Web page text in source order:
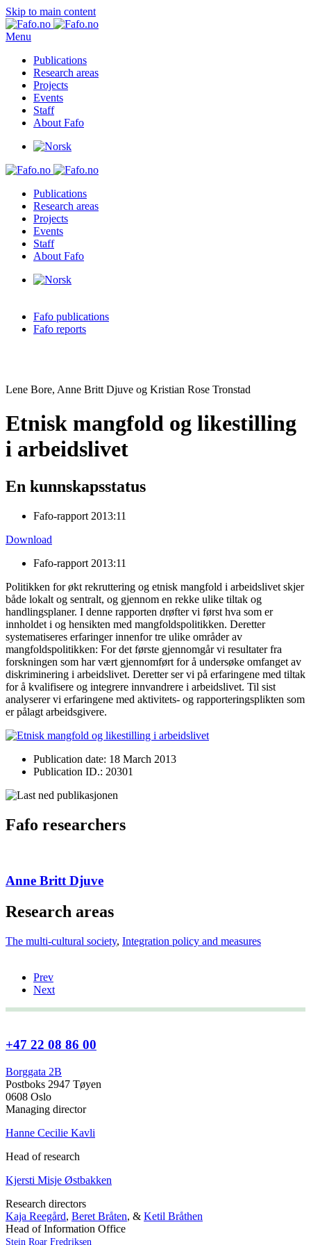
Skip to main content
Menu
Publications
Research areas
Projects
Events
Staff
About Fafo
Publications
Research areas
Projects
Events
Staff
About Fafo
Fafo publications
Fafo reports
Lene Bore, Anne Britt Djuve og Kristian Rose Tronstad
Etnisk mangfold og likestilling
i arbeidslivet
En kunnskapsstatus
Fafo-rapport 2013:11
Download
Fafo-rapport 2013:11
Politikken for økt rekruttering og etnisk mangfold i arbeidslivet skjer
både lokalt og sentralt, og gjennom en rekke ulike tiltak og
handlingsplaner. I denne rapporten drøfter vi først hva som er
innholdet i og hensikten med mangfoldspolitikken. Deretter
systematiseres erfaringer innenfor tre ulike områder av
mangfoldspolitikken: For det første gjennomgår vi resultater fra
forskningen som har vært gjennomført for å undersøke omfanget av
diskriminering i arbeidslivet. Deretter ser vi på erfaringene med tiltak
for å kvalifisere og integrere innvandrere i arbeidslivet. Til sist
analyserer vi erfaringene med aktivitets- og rapporteringsplikten som
er pålagt arbeidsgivere.
Publication date: 18 March 2013
Publication ID.: 20301
Fafo researchers
Anne Britt Djuve
Research areas
The multi-cultural society, Integration policy and measures
Prev
Next
+47 22 08 86 00
Borggata 2B
Postboks 2947 Tøyen
0608 Oslo
Managing director
Hanne Cecilie Kavli
Head of research
Kjersti Misje Østbakken
Research directors
Kaja Reegård, Beret Bråten, & Ketil Bråthen
Head of Information Office
Stein Roar Fredriksen